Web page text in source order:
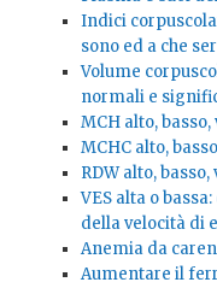
Indici
sono ed a che
Volume
normali e
MCH alto,
MCHC alto,
RDW alto,
VES alta o
della velocità di
Anemia da
Aumentare il